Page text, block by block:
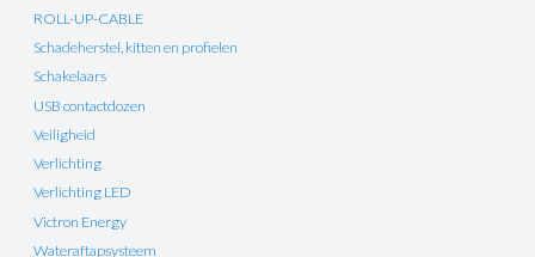
ROLL-UP-CABLE
Schadeherstel, kitten en profielen
Schakelaars
USB contactdozen
Veiligheid
Verlichting
Verlichting LED
Victron Energy
Wateraftapsysteem